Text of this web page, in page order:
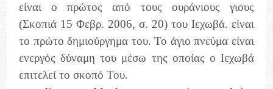
είναι ο πρώτος από τους ουράνιους γιους
(Σκοπιά 15 Φεβρ. 2006, σ. 20) του Ιεχωβά. είναι
το πρώτο δημιούργημα του. Το άγιο πνεύμα είναι
ενεργός δύναμη του μέσω της οποίας ο Ιεχωβά
επιτελεί το σκοπό Του.